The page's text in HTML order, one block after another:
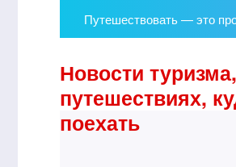
Путешествовать — это
Новости
путешествиях,
поехать